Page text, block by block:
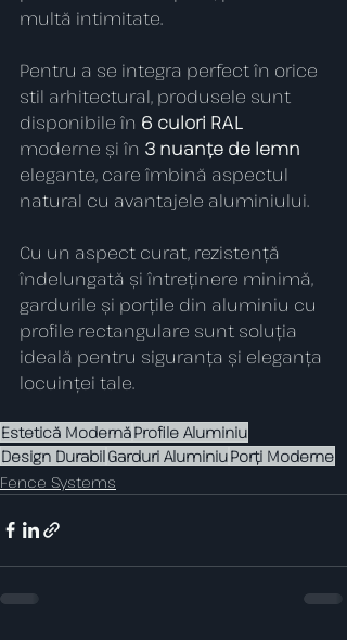
multă intimitate.
Pentru a se integra perfect în orice
stil arhitectural, produsele sunt
disponibile în 6 culori RAL
moderne și în 3 nuanțe de lemn
elegante, care îmbină aspectul
natural cu avantajele aluminiului.
Cu un aspect curat, rezistență
îndelungată și întreținere minimă,
gardurile și porțile din aluminiu cu
profile rectangulare sunt soluția
ideală pentru siguranța și eleganța
locuinței tale.
Estetică ModernăProfile Aluminiu
Design DurabilGarduri AluminiuPorți Moderne
Fence Systems